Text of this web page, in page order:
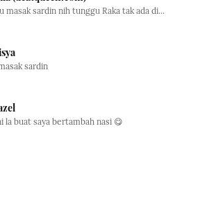
masak sardin nih tunggu Raka tak ada di...
sardin
la buat saya bertambah nasi 😋